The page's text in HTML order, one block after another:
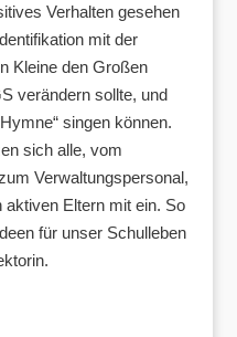
Verhalten gesehen
mit der
Kleine den Großen
verändern sollte, und
singen können.
sich alle, vom
Verwaltungspersonal,
aktiven Eltern mit ein. So
für unser Schulleben